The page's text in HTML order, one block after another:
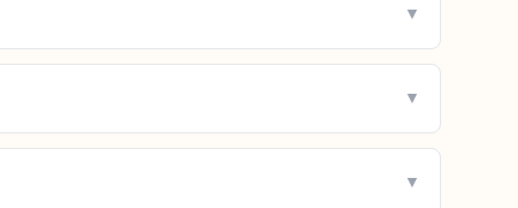
▼
▼
▼